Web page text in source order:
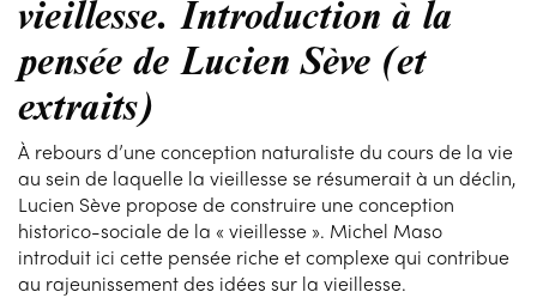
vieillesse. Introduction à la
pensée de Lucien Sève (et
extraits)
À rebours d’une conception naturaliste du cours de la vie
au sein de laquelle la vieillesse se résumerait à un déclin,
Lucien Sève propose de construire une conception
historico-sociale de la « vieillesse ». Michel Maso
introduit ici cette pensée riche et complexe qui contribue
au rajeunissement des idées sur la vieillesse.